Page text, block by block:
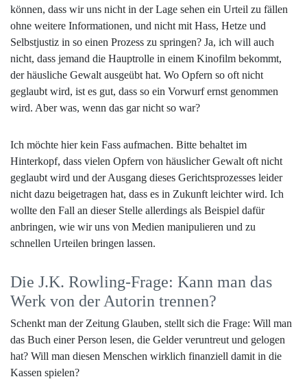
können, dass wir uns nicht in der Lage sehen ein Urteil zu fällen
ohne weitere Informationen, und nicht mit Hass, Hetze und
Selbstjustiz in so einen Prozess zu springen? Ja, ich will auch
nicht, dass jemand die Hauptrolle in einem Kinofilm bekommt,
der häusliche Gewalt ausgeübt hat. Wo Opfern so oft nicht
geglaubt wird, ist es gut, dass so ein Vorwurf ernst genommen
wird. Aber was, wenn das gar nicht so war?
Ich möchte hier kein Fass aufmachen. Bitte behaltet im
Hinterkopf, dass vielen Opfern von häuslicher Gewalt oft nicht
geglaubt wird und der Ausgang dieses Gerichtsprozesses leider
nicht dazu beigetragen hat, dass es in Zukunft leichter wird. Ich
wollte den Fall an dieser Stelle allerdings als Beispiel dafür
anbringen, wie wir uns von Medien manipulieren und zu
schnellen Urteilen bringen lassen.
Die J.K. Rowling-Frage: Kann man das
Werk von der Autorin trennen?
Schenkt man der Zeitung Glauben, stellt sich die Frage: Will man
das Buch einer Person lesen, die Gelder veruntreut und gelogen
hat? Will man diesen Menschen wirklich finanziell damit in die
Kassen spielen?